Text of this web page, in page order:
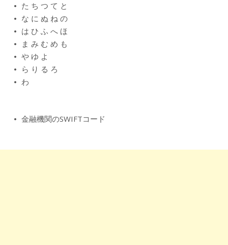
た ち つ て と
な に ぬ ね の
は ひ ふ へ ほ
ま み む め も
や ゆ よ
ら り る ろ
わ
金融機関のSWIFTコード